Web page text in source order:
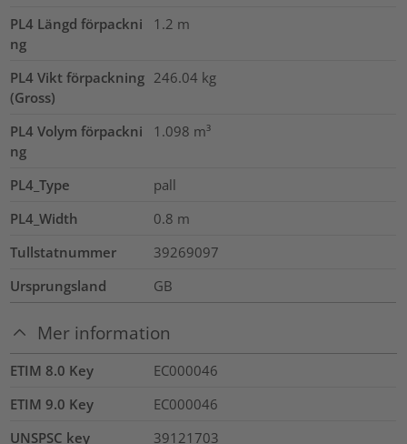
PL4 Längd förpackni
ng
1.2 m
PL4 Vikt förpackning
(Gross)
246.04 kg
PL4 Volym förpackni
ng
1.098 m³
PL4_Type
pall
PL4_Width
0.8 m
Tullstatnummer
39269097
Ursprungsland
GB
Mer information
ETIM 8.0 Key
EC000046
ETIM 9.0 Key
EC000046
UNSPSC key
39121703